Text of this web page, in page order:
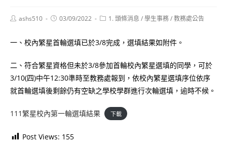
Postashs510
Post03/09/2022
Post1. 頭條消息 /學生事務/教務處公告
一、校內繁星首輪選填已於3/8完成，選填結果如附件。
二、符合繁星資格但未於3/8參加首輪校內繁星選填的同學，可於
3/10(四)中午12:30準時至教務處報到，依校內繁星選填序位依序
就首輪選填後剩餘仍有空缺之學校學群進行次輪選填，逾時不候。
111繁星校內第一輪選填結果 下載
Post Views: 155